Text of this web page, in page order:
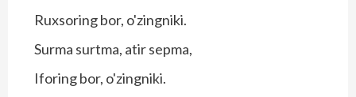
Ruxsoring bor, o'zingniki.
Surma surtma, atir sepma,
Iforing bor, o'zingniki.